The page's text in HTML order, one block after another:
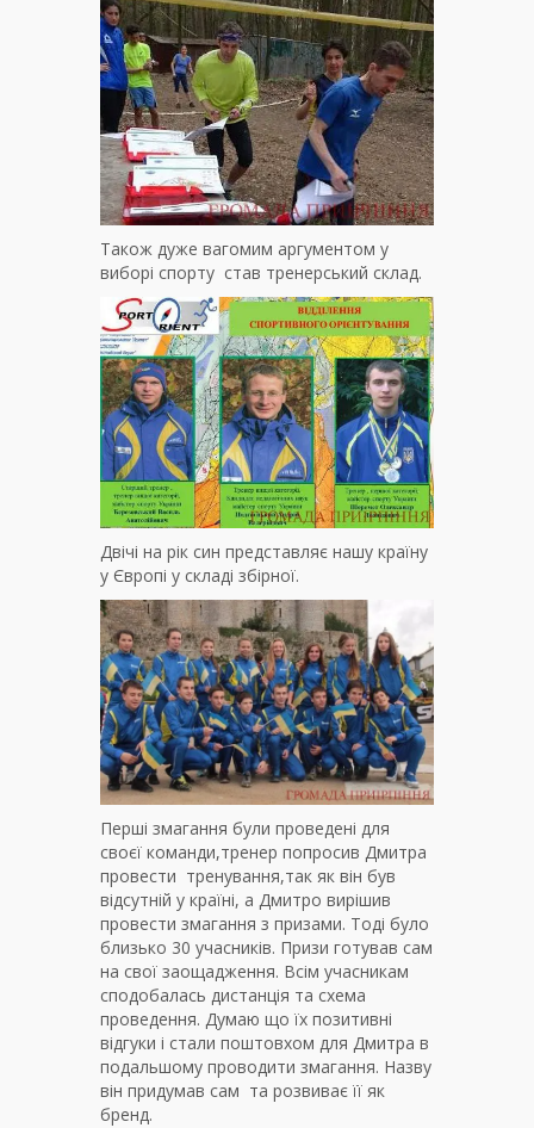
Також дуже вагомим аргументом у
виборі спорту став тренерський склад.
Двічі на рік син представляє нашу країну
у Європі у складі збірної.
Перші змагання були проведені для
своєї команди,тренер попросив Дмитра
провести тренування,так як він був
відсутній у країні, а Дмитро вирішив
провести змагання з призами. Тоді було
близько 30 учасників. Призи готував сам
на свої заощадження. Всім учасникам
сподобалась дистанція та схема
проведення. Думаю що їх позитивні
відгуки і стали поштовхом для Дмитра в
подальшому проводити змагання. Назву
він придумав сам та розвиває її як
бренд.